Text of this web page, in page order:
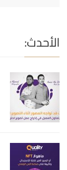
الأحدث: